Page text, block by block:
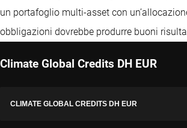
un portafoglio multi-asset con
obbligazioni dovrebbe produrre buoni
Climate Global Credits DH EUR
CLIMATE GLOBAL CREDITS DH EUR